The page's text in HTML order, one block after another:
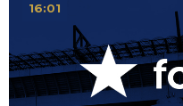
16:01